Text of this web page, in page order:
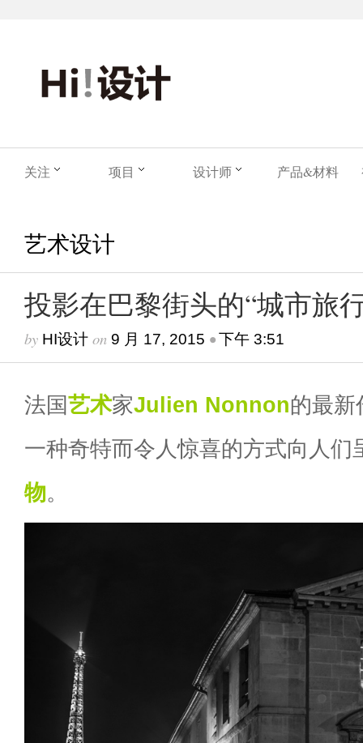
关注 项目 设计师 产品&材料
艺术设计
投影在巴黎街头的“城市旅
by HI设计 on 9 月 17, 2015 •下午 3:51
法国艺术家Julien Nonnon的最新
一种奇特而令人惊喜的方式向人们
物。